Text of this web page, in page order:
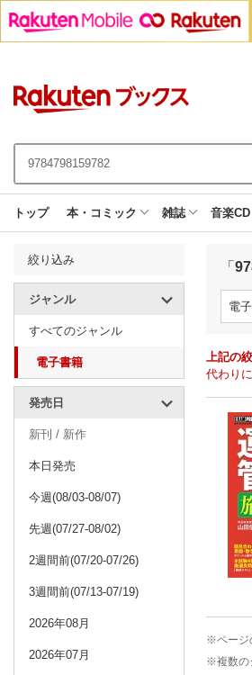
トップ 本・コミック 雑誌 音楽CD
絞り込み
ジャンル
すべてのジャンル
電子書籍
発売日
新刊 / 新作
本日発売
今週(08/03-08/07)
先週(07/27-08/02)
2週間前(07/20-07/26)
3週間前(07/13-07/19)
2026年08月
2026年07月
「
電
上記の
代わり
※ページ
※複数の